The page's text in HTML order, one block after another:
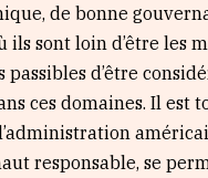
de bonne
ils sont loin d’être les
passibles d’être
ces domaines. Il est
responsable, se